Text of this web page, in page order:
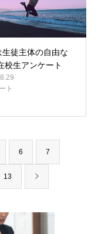
生徒主体の自由な
校生アンケート
ト
6 7
13